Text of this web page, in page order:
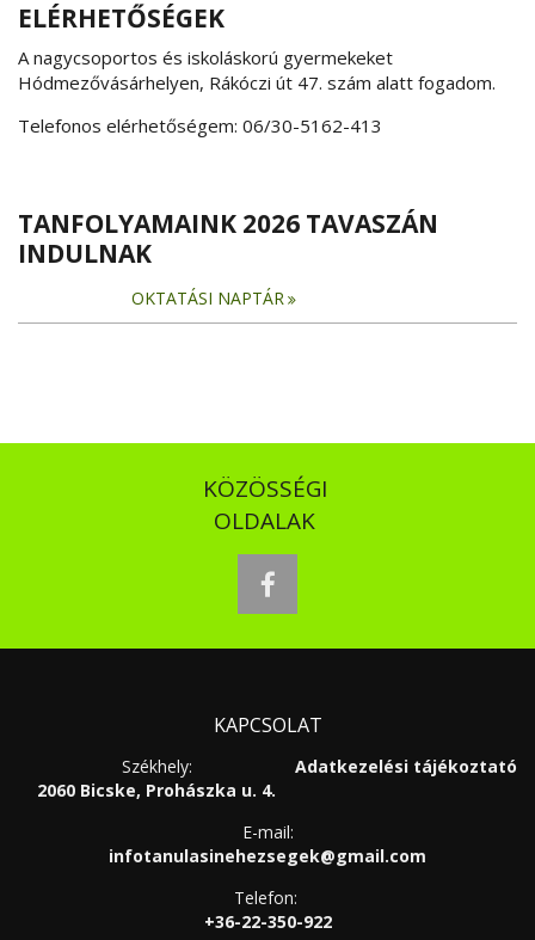
ELÉRHETŐSÉGEK
A nagycsoportos és iskoláskorú gyermekeket
Hódmezővásárhelyen, Rákóczi út 47. szám alatt fogadom.
Telefonos elérhetőségem: 06/30-5162-413
TANFOLYAMAINK 2026 TAVASZÁN
INDULNAK
OKTATÁSI NAPTÁR
KÖZÖSSÉGI
OLDALAK
facebook
KAPCSOLAT
Adatkezelési tájékoztató
Székhely:
2060 Bicske, Prohászka u. 4.
E-mail:
infotanulasinehezsegek@gmail.com
Telefon:
+36-22-350-922